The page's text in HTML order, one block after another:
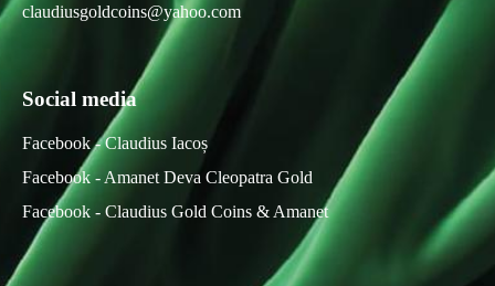
claudiusgoldcoins@yahoo.com
Social media
Facebook - Claudius Iacoș
Facebook - Amanet Deva Cleopatra Gold
Facebook - Claudius Gold Coins & Amanet